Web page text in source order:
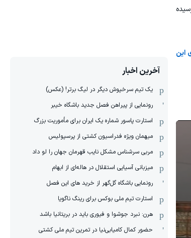
این
آخرین اخبار
یک تیم سرخپوش دیگر در لیگ برتر! (عکس)
رونمایی از پیراهن فصل جدید باشگاه خیبر
استارت پاسور شماره یک ایران برای مأموریت بزرگ
میهمان ویژه فدراسیون کشتی از پرسپولیس
مربی سرشناس مشکل نایب قهرمان جهان را لو داد
میزبانی آسیایی استقلال در هاله‌ای از ابهام
رونمایی باشگاه گل‌گهر از خرید های این فصل
استارت تیم ملی بوکس برای رینگ ناگویا
هرن: نبرد جوشوا و فیوری باید در بریتانیا باشد
حضور کمال کامیابی‌نیا در تمرین تیم ملی کشتی